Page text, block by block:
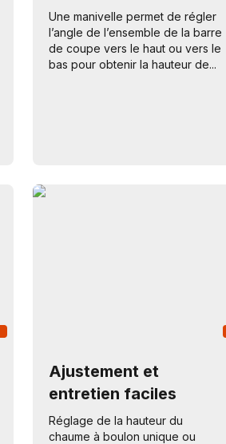
Une manivelle permet de régler
l’angle de l’ensemble de la barre
de coupe vers le haut ou vers le
bas pour obtenir la hauteur de...
Ajustement et
entretien faciles
Réglage de la hauteur du
chaume à boulon unique ou